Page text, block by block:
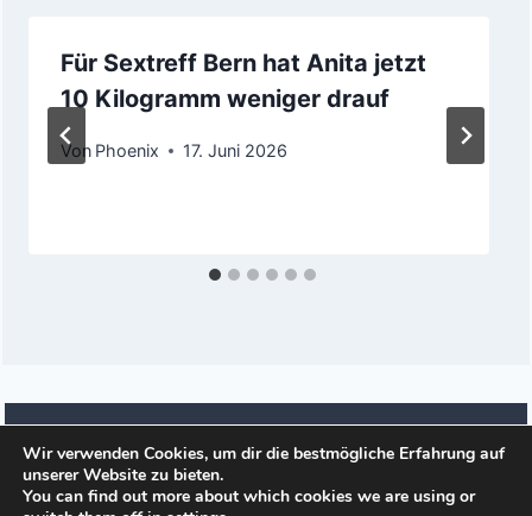
Für Sextreff Bern hat Anita jetzt
10 Kilogramm weniger drauf
Von Phoenix 17. Juni 2026
© 2026 Affaere.es
Wir verwenden Cookies, um dir die bestmögliche Erfahrung auf
unserer Website zu bieten.
You can find out more about which cookies we are using or